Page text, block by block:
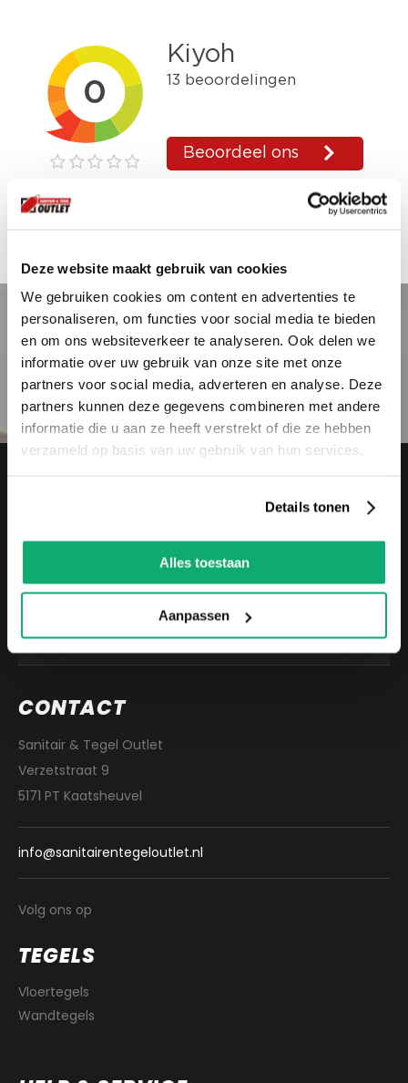
Deze website maakt gebruik van cookies
We gebruiken cookies om content en advertenties te
personaliseren, om functies voor social media te bieden
en om ons websiteverkeer te analyseren. Ook delen we
informatie over uw gebruik van onze site met onze
partners voor social media, adverteren en analyse. Deze
partners kunnen deze gegevens combineren met andere
informatie die u aan ze heeft verstrekt of die ze hebben
verzameld op basis van uw gebruik van hun services.
Details tonen
Alles toestaan
Aanpassen
TEGELS EN SANITAIR VAN
TOPKWALITEIT
Direct uit voorraad leverbaar
aanbiedingen.
Aanmelden
CONTACT
Sanitair & Tegel Outlet
Verzetstraat 9
5171 PT Kaatsheuvel
info@sanitairentegeloutlet.nl
Volg ons op
TEGELS
Vloertegels
Wandtegels